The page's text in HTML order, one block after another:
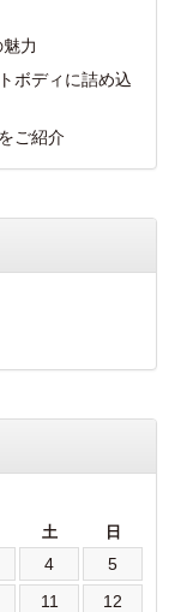
力
ボディに詰め込
ご紹介
土 日
4
5
11
12